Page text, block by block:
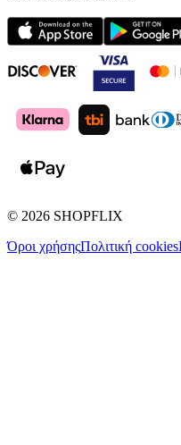
© 2026 SHOPFLIX
Όροι χρήσηςΠολιτική cookies